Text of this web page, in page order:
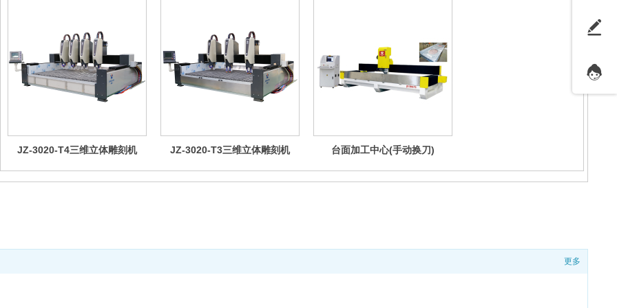
JZ-3020-T4三维立体雕刻机 JZ-3020-T3三维立体雕刻机 台面加工中心(手动换刀)
更多